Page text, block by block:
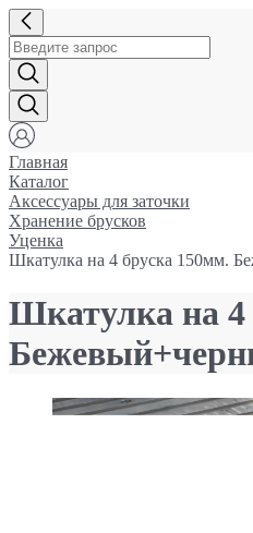
Главная
Каталог
Аксессуары для заточки
Хранение брусков
Уценка
Шкатулка на 4 бруска 150мм.
Шкатулка на 4